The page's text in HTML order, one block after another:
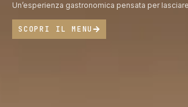
Un’esperienza gastronomica pensata per
SCOPRI IL MENU